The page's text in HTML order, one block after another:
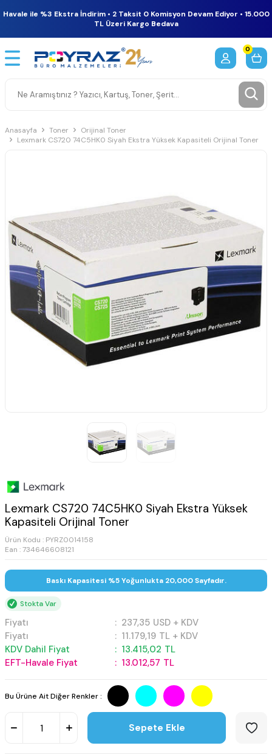
Havale ile %3 Ekstra İndirim • 2 Taksit 0 Komisyon Devam Ediyor • 15.000
TL Üzeri Kargo Bedava
0
Anasayfa Toner
Orijinal Toner
Lexmark CS720 74C5HK0 Siyah Ekstra Yüksek Kapasiteli Orijinal Toner
Lexmark CS720 74C5HK0 Siyah Ekstra Yüksek
Kapasiteli Orijinal Toner
Ürün Kodu : PYRZ0014158
Ean : 734646608121
Baskı Kapasitesi %5 Yoğunlukta 20,000 Sayfadır.
Stokta Var
Fiyatı : 237,35 USD + KDV
Fiyatı
: 11.179,19 TL + KDV
KDV Dahil Fiyat
: 13.415,02 TL
EFT-Havale Fiyat
: 13.012,57 TL
Bu Ürüne Ait Diğer Renkler :
Sepete Ekle